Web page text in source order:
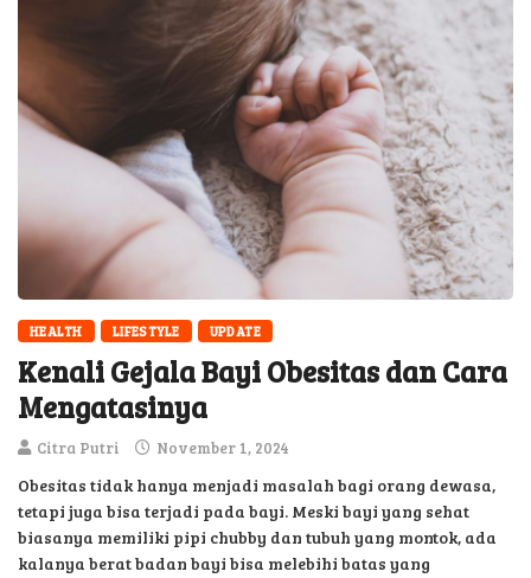
HEALTH LIFESTYLE UPDATE
Kenali Gejala Bayi Obesitas dan Cara
Mengatasinya
Citra Putri November 1, 2024
Obesitas tidak hanya menjadi masalah bagi orang dewasa,
tetapi juga bisa terjadi pada bayi. Meski bayi yang sehat
biasanya memiliki pipi chubby dan tubuh yang montok, ada
kalanya berat badan bayi bisa melebihi batas yang